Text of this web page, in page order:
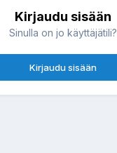
Kirjaudu sisään
Sinulla on jo käyttäjätili?
Kirjaudu sisään